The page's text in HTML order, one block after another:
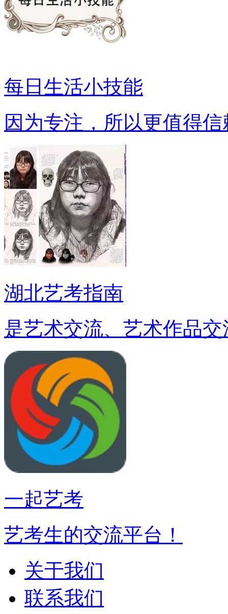
每日生活小技能
因为专注，所以更值得信
湖北艺考指南
是艺术交流、艺术作品
一起艺考
艺考生的交流平台！
关于我们
联系我们